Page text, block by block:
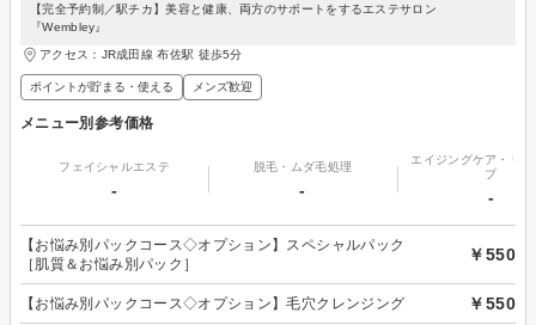
【完全予約制／駅チカ】美容と健康、両方のサポートをするエステサロン
『Wembley』
アクセス：JR成田線 布佐駅 徒歩5分
ポイントが貯まる・使える メンズ歓迎
メニュー別参考価格
フェイシャルエステ
-
脱毛・ムダ毛処理
-
エイジングケア・リ
プ
-
【お悩み別パックコース◇オプション】スペシャルパック
［肌質＆お悩み別パック］
￥550
【お悩み別パックコース◇オプション】毛穴クレンジング ￥550